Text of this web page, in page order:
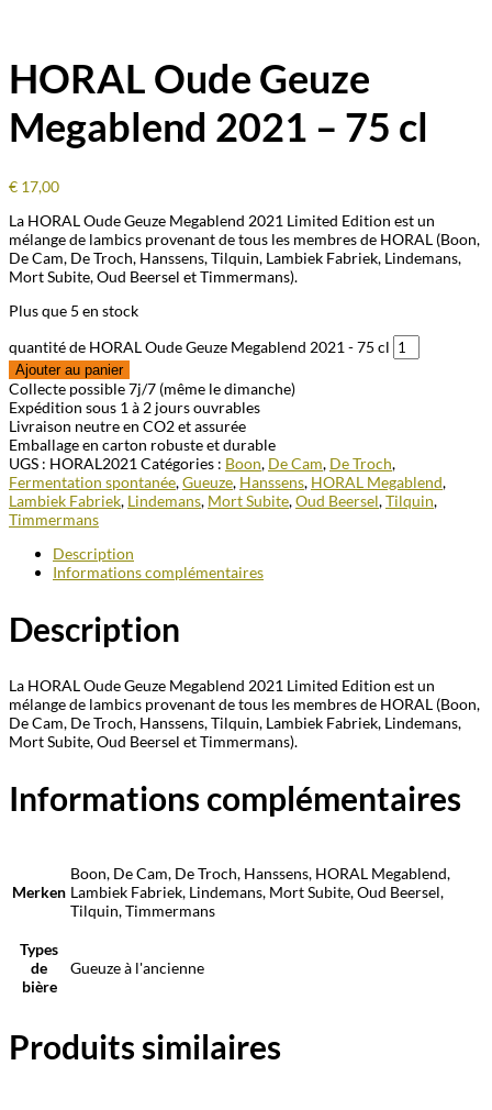
HORAL Oude Geuze
Megablend 2021 – 75 cl
€ 17,00
La HORAL Oude Geuze Megablend 2021 Limited Edition est un
mélange de lambics provenant de tous les membres de HORAL (Boon,
De Cam, De Troch, Hanssens, Tilquin, Lambiek Fabriek, Lindemans,
Mort Subite, Oud Beersel et Timmermans).
Plus que 5 en stock
quantité de HORAL Oude Geuze Megablend 2021 - 75 cl
Ajouter au panier
Collecte possible 7j/7 (même le dimanche)
Expédition sous 1 à 2 jours ouvrables
Livraison neutre en CO2 et assurée
Emballage en carton robuste et durable
UGS : HORAL2021 Catégories : Boon, De Cam, De Troch,
Fermentation spontanée,Gueuze, Hanssens, HORAL Megablend,
Lambiek Fabriek, Lindemans, Mort Subite,Oud Beersel,Tilquin,
Timmermans
Description
Informations complémentaires
Description
La HORAL Oude Geuze Megablend 2021 Limited Edition est un
mélange de lambics provenant de tous les membres de HORAL (Boon,
De Cam, De Troch, Hanssens, Tilquin, Lambiek Fabriek, Lindemans,
Mort Subite, Oud Beersel et Timmermans).
Informations complémentaires
Merken
Boon, De Cam, De Troch, Hanssens, HORAL Megablend,
Lambiek Fabriek, Lindemans, Mort Subite, Oud Beersel,
Tilquin, Timmermans
Types
de
bière
Gueuze à l'ancienne
Produits similaires